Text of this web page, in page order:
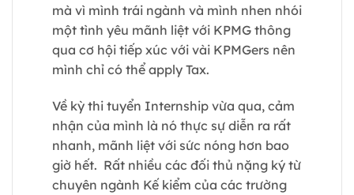
mà vì mình trái ngành và mình nhen nhói
một tình yêu mãnh liệt với KPMG thông
qua cơ hội tiếp xúc với vài KPMGers nên
mình chỉ có thể apply Tax.
Về kỳ thi tuyển Internship vừa qua, cảm
nhận của mình là nó thực sự diễn ra rất
nhanh, mãnh liệt với sức nóng hơn bao
giờ hết. Rất nhiều các đối thủ nặng ký từ
chuyên ngành Kế kiểm của các trường